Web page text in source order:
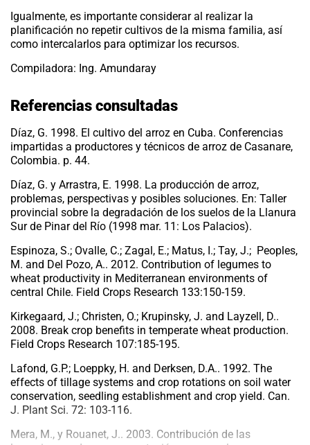
Igualmente, es importante considerar al realizar la
planificación no repetir cultivos de la misma familia, así
como intercalarlos para optimizar los recursos.
Compiladora: Ing. Amundaray
Referencias consultadas
Díaz, G. 1998. El cultivo del arroz en Cuba. Conferencias
impartidas a productores y técnicos de arroz de Casanare,
Colombia. p. 44.
Díaz, G. y Arrastra, E. 1998. La producción de arroz,
problemas, perspectivas y posibles soluciones. En: Taller
provincial sobre la degradación de los suelos de la Llanura
Sur de Pinar del Río (1998 mar. 11: Los Palacios).
Espinoza, S.; Ovalle, C.; Zagal, E.; Matus, I.; Tay, J.; Peoples,
M. and Del Pozo, A.. 2012. Contribution of legumes to
wheat productivity in Mediterranean environments of
central Chile. Field Crops Research 133:150-159.
Kirkegaard, J.; Christen, O.; Krupinsky, J. and Layzell, D..
2008. Break crop benefits in temperate wheat production.
Field Crops Research 107:185-195.
Lafond, G.P.; Loeppky, H. and Derksen, D.A.. 1992. The
effects of tillage systems and crop rotations on soil water
conservation, seedling establishment and crop yield. Can.
J. Plant Sci. 72: 103-116.
Mera, M., y Rouanet, J.. 2003. Contribución de las